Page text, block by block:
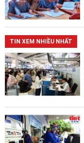
TIN XEM NHIỀU NHẤT